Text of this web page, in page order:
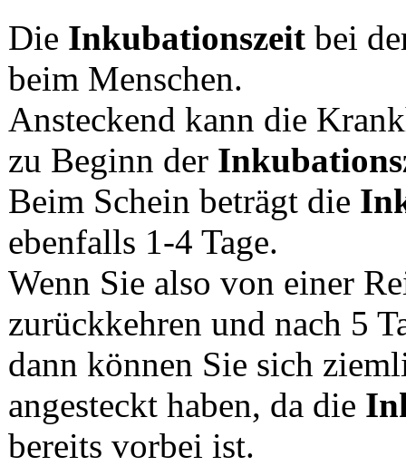
Die Inkubationszeitbei
beim Menschen.
Ansteckend kann die
zu Beginn der
Beim Schein beträgt die
ebenfalls 1-4 Tage.
Wenn Sie also von einer
zurückkehren und nach 5
dann können Sie sich
angesteckt haben, da die
bereits vorbei ist.